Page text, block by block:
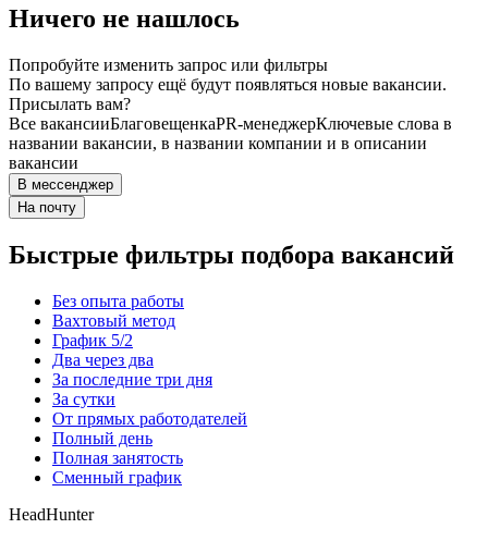
Ничего не нашлось
Попробуйте изменить запрос или фильтры
По вашему запросу ещё будут появляться новые вакансии.
Присылать вам?
Все вакансииБлаговещенкаPR-менеджерКлючевые слова в
названии вакансии, в названии компании и в описании
вакансии
В мессенджер
На почту
Быстрые фильтры подбора вакансий
Без опыта работы
Вахтовый метод
График 5/2
Два через два
За последние три дня
За сутки
От прямых работодателей
Полный день
Полная занятость
Сменный график
HeadHunter